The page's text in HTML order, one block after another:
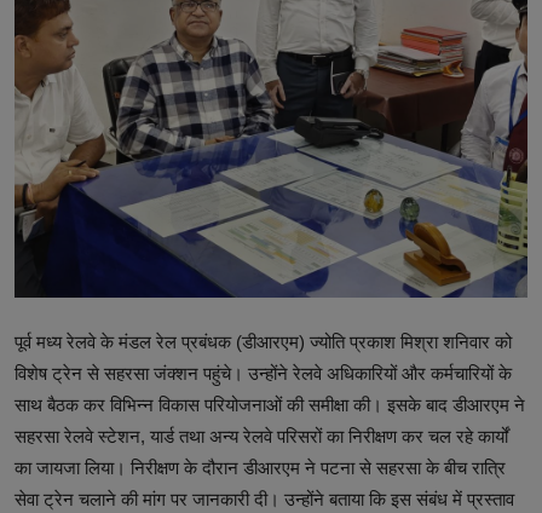
वर्ल्ड
राशिफल
करियर
Poll
Contact
Gallery
Terms of Service
Privacy Policy
Cookies Policy
पूर्व मध्य रेलवे के मंडल रेल प्रबंधक (डीआरएम) ज्योति प्रकाश मिश्रा शनिवार को
विशेष ट्रेन से सहरसा जंक्शन पहुंचे। उन्होंने रेलवे अधिकारियों और कर्मचारियों के
साथ बैठक कर विभिन्न विकास परियोजनाओं की समीक्षा की। इसके बाद डीआरएम ने
सहरसा रेलवे स्टेशन, यार्ड तथा अन्य रेलवे परिसरों का निरीक्षण कर चल रहे कार्यों
का जायजा लिया। निरीक्षण के दौरान डीआरएम ने पटना से सहरसा के बीच रात्रि
सेवा ट्रेन चलाने की मांग पर जानकारी दी। उन्होंने बताया कि इस संबंध में प्रस्ताव